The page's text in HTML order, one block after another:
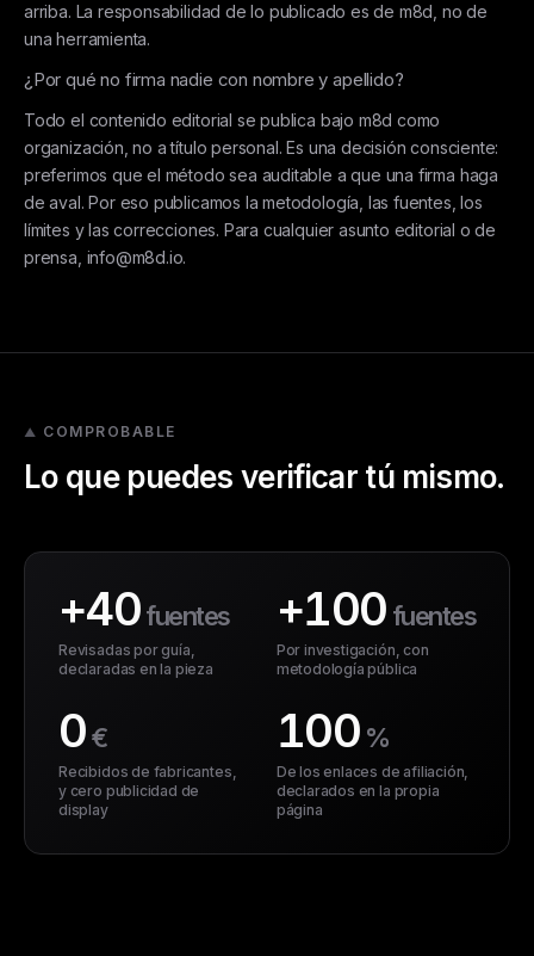
arriba. La responsabilidad de lo publicado es de m8d, no de
una herramienta.
¿Por qué no firma nadie con nombre y apellido?
Todo el contenido editorial se publica bajo m8d como
organización, no a título personal. Es una decisión consciente:
preferimos que el método sea auditable a que una firma haga
de aval. Por eso publicamos la metodología, las fuentes, los
límites y las correcciones. Para cualquier asunto editorial o de
prensa, info@m8d.io.
COMPROBABLE
Lo que puedes verificar tú mismo.
+40fuentes
Revisadas por guía,
declaradas en la pieza
+100 fuentes
Por investigación, con
metodología pública
0€
Recibidos de fabricantes,
y cero publicidad de
display
100 %
De los enlaces de afiliación,
declarados en la propia
página